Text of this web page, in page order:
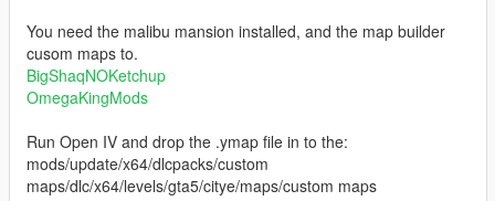
You need the malibu mansion installed, and the map builder
cusom maps to.
BigShaqNOKetchup
OmegaKingMods
Run Open IV and drop the .ymap file in to the:
mods/update/x64/dlcpacks/custom
maps/dlc/x64/levels/gta5/citye/maps/custom maps